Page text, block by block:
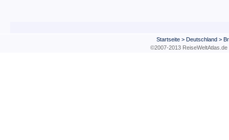
Startseite > Deutschland >
©2007-2013